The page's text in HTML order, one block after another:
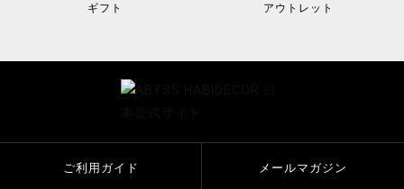
ギフト アウトレット
ご利用ガイド メールマガジン